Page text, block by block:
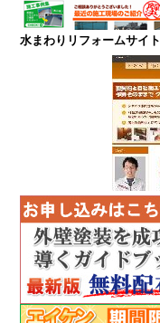
水まわりリフォームサイト